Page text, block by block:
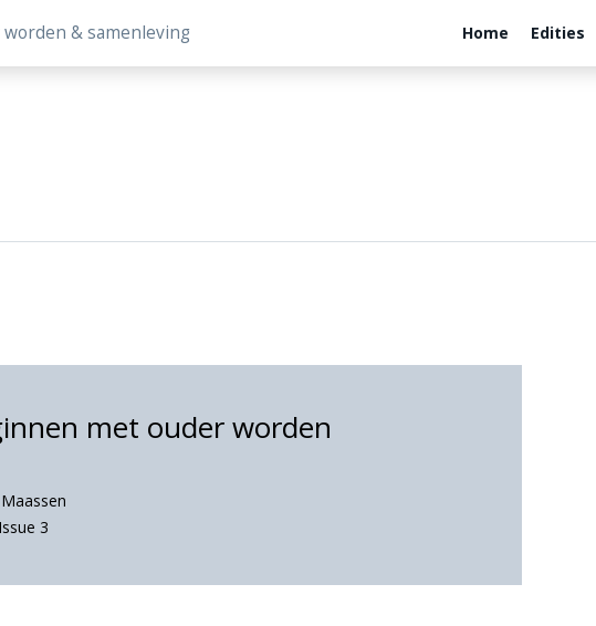
& samenleving Home Edities
met ouder worden
Issue 3